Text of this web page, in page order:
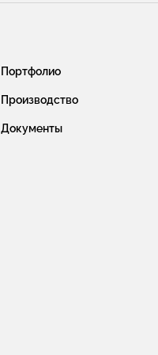
Портфолио
Производство
Документы